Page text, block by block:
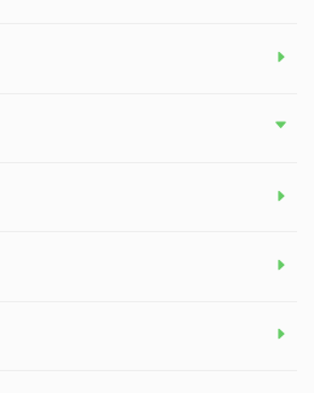
ップ